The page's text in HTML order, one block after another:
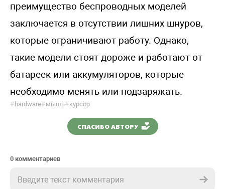
преимущество беспроводных моделей
заключается в отсутствии лишних шнуров,
которые ограничивают работу. Однако,
такие модели стоят дороже и работают от
батареек или аккумуляторов, которые
необходимо менять или подзаряжать.
# hardware#мышь#курсор
СПАСИБО АВТОРУ
0 комментариев
Введите текст комментария